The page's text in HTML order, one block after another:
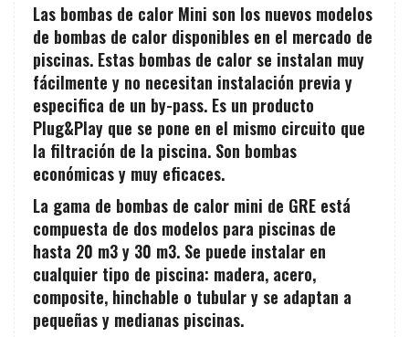
Las bombas de calor Mini son los nuevos modelos
de bombas de calor disponibles en el mercado de
piscinas. Estas bombas de calor se instalan muy
fácilmente y no necesitan instalación previa y
especifica de un by-pass. Es un producto
Plug&Play que se pone en el mismo circuito que
la filtración de la piscina. Son bombas
económicas y muy eficaces.
La gama de bombas de calor mini de GRE está
compuesta de dos modelos para piscinas de
hasta 20 m3 y 30 m3. Se puede instalar en
cualquier tipo de piscina: madera, acero,
composite, hinchable o tubular y se adaptan a
pequeñas y medianas piscinas.